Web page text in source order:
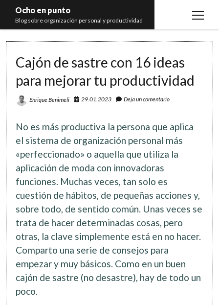
Ocho en punto
Blog sobre organización personal y productividad
open
Libros
Recomendaciones
Cajón de sastre con 16 ideas
para mejorar tu productividad
Enrique Benimeli 29.01.2023 Deja un comentario
No es más productiva la persona que aplica
el sistema de organización personal más
«perfeccionado» o aquella que utiliza la
aplicación de moda con innovadoras
funciones. Muchas veces, tan solo es
cuestión de hábitos, de pequeñas acciones y,
sobre todo, de sentido común. Unas veces se
trata de hacer determinadas cosas, pero
otras, la clave simplemente está en no hacer.
Comparto una serie de consejos para
empezar y muy básicos. Como en un buen
cajón de sastre (no desastre), hay de todo un
poco.